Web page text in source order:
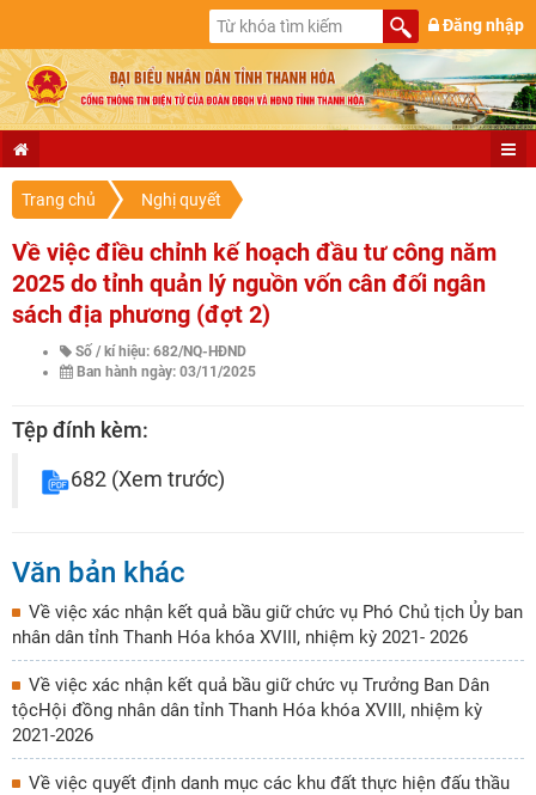
Đăng nhập
Trang chủ Nghị quyết
Về việc điều chỉnh kế hoạch đầu tư công năm
2025 do tỉnh quản lý nguồn vốn cân đối ngân
sách địa phương (đợt 2)
Số / kí hiệu: 682/NQ-HĐND
Ban hành ngày: 03/11/2025
Tệp đính kèm:
682 (Xem trước)
Văn bản khác
Về việc xác nhận kết quả bầu giữ chức vụ Phó Chủ tịch Ủy ban
nhân dân tỉnh Thanh Hóa khóa XVIII, nhiệm kỳ 2021- 2026
Về việc xác nhận kết quả bầu giữ chức vụ Trưởng Ban Dân
tộcHội đồng nhân dân tỉnh Thanh Hóa khóa XVIII, nhiệm kỳ
2021-2026
Về việc quyết định danh mục các khu đất thực hiện đấu thầu